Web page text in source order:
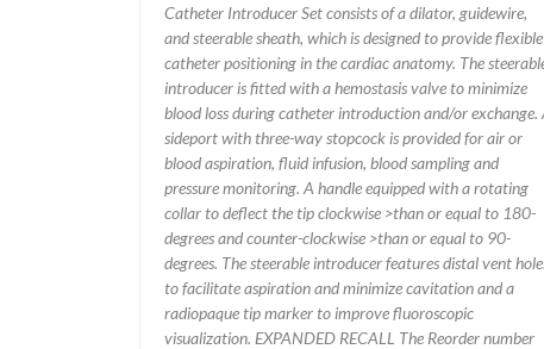
Catheter Introducer Set consists of a dilator, guidewire,
and steerable sheath, which is designed to provide flexible
catheter positioning in the cardiac anatomy. The steerable
introducer is fitted with a hemostasis valve to minimize
blood loss during catheter introduction and/or exchange. A
sideport with three-way stopcock is provided for air or
blood aspiration, fluid infusion, blood sampling and
pressure monitoring. A handle equipped with a rotating
collar to deflect the tip clockwise >than or equal to 180-
degrees and counter-clockwise >than or equal to 90-
degrees. The steerable introducer features distal vent holes
to facilitate aspiration and minimize cavitation and a
radiopaque tip marker to improve fluoroscopic
visualization. EXPANDED RECALL The Reorder number